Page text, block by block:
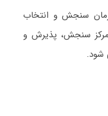
سنجش و انتخاب
مرکز سنجش، پذیرش و
شود.